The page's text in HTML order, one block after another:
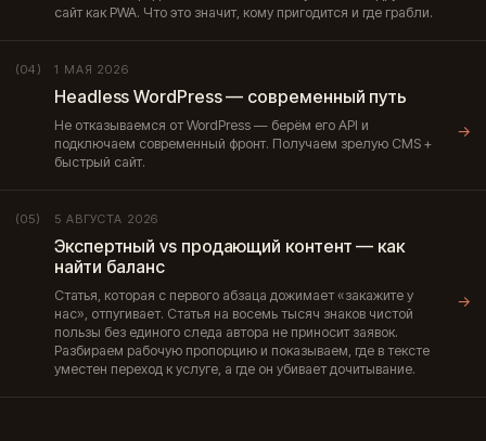
сайт как PWA. Что это значит, кому пригодится и где грабли.
(04) 1 МАЯ 2026
Headless WordPress — современный путь
Не отказываемся от WordPress — берём его API и
подключаем современный фронт. Получаем зрелую CMS +
быстрый сайт.
→
(05) 5 АВГУСТА 2026
Экспертный vs продающий контент — как
найти баланс
Статья, которая с первого абзаца дожимает «закажите у
нас», отпугивает. Статья на восемь тысяч знаков чистой
пользы без единого следа автора не приносит заявок.
Разбираем рабочую пропорцию и показываем, где в тексте
уместен переход к услуге, а где он убивает дочитывание.
→